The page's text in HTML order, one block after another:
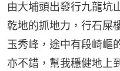
由大埔頭出發行九龍坑
乾地的抓地力，行石屎
玉秀峰，途中有段崎嶇
亦不錯，幫我穩健地上